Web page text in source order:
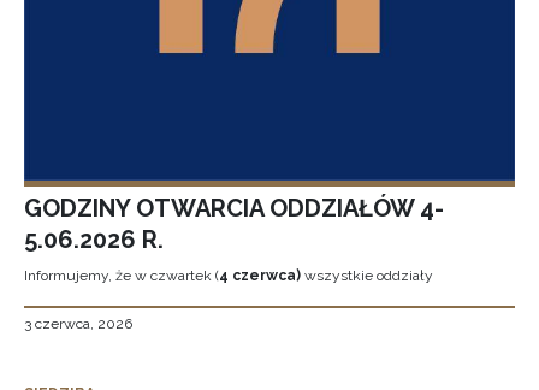
GODZINY OTWARCIA ODDZIAŁÓW 4-
5.06.2026 R.
Informujemy, że w czwartek (4 czerwca) wszystkie oddziały
3 czerwca, 2026